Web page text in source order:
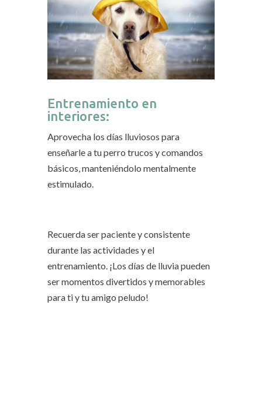
Entrenamiento en
interiores:
Aprovecha los días lluviosos para
enseñarle a tu perro trucos y comandos
básicos, manteniéndolo mentalmente
estimulado.
Recuerda ser paciente y consistente
durante las actividades y el
entrenamiento. ¡Los días de lluvia pueden
ser momentos divertidos y memorables
para ti y tu amigo peludo!